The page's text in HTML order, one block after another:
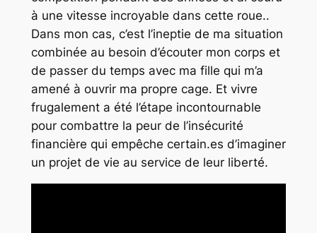
à une vitesse incroyable dans cette roue..
Dans mon cas, c’est l’ineptie de ma situation
combinée au besoin d’écouter mon corps et
de passer du temps avec ma fille qui m’a
amené à ouvrir ma propre cage. Et vivre
frugalement a été l’étape incontournable
pour combattre la peur de l’insécurité
financière qui empêche certain.es d’imaginer
un projet de vie au service de leur liberté.